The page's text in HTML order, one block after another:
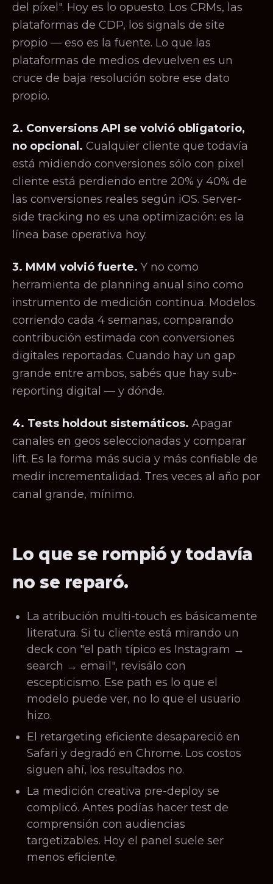
del píxel". Hoy es lo opuesto. Los CRMs, las
plataformas de CDP, los signals de site
propio — eso es la fuente. Lo que las
plataformas de medios devuelven es un
cruce de baja resolución sobre ese dato
propio.
2. Conversions API se volvió obligatorio,
no opcional. Cualquier cliente que todavía
está midiendo conversiones sólo con pixel
cliente está perdiendo entre 20% y 40% de
las conversiones reales según iOS. Server-
side tracking no es una optimización: es la
línea base operativa hoy.
3. MMM volvió fuerte. Y no como
herramienta de planning anual sino como
instrumento de medición continua. Modelos
corriendo cada 4 semanas, comparando
contribución estimada con conversiones
digitales reportadas. Cuando hay un gap
grande entre ambos, sabés que hay sub-
reporting digital — y dónde.
4. Tests holdout sistemáticos. Apagar
canales en geos seleccionadas y comparar
lift. Es la forma más sucia y más confiable de
medir incrementalidad. Tres veces al año por
canal grande, mínimo.
Lo que se rompió y todavía
no se reparó.
La atribución multi-touch es básicamente
literatura. Si tu cliente está mirando un
deck con "el path típico es Instagram →
search → email", revisálo con
escepticismo. Ese path es lo que el
modelo puede ver, no lo que el usuario
hizo.
El retargeting eficiente desapareció en
Safari y degradó en Chrome. Los costos
siguen ahí, los resultados no.
La medición creativa pre-deploy se
complicó. Antes podías hacer test de
comprensión con audiencias
targetizables. Hoy el panel suele ser
menos eficiente.